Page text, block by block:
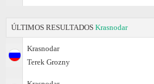
ÚLTIMOS RESULTADOS Krasnodar
Krasnodar
Terek Grozny